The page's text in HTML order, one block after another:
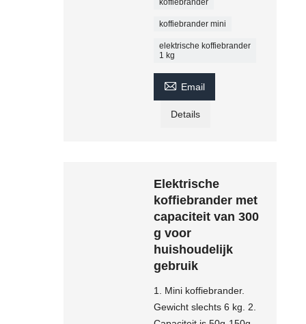
koffiebrander
koffiebrander mini
elektrische koffiebrander
1 kg
 Email
Details
Elektrische
koffiebrander met
capaciteit van 300
g voor
huishoudelijk
gebruik
1. Mini koffiebrander.
Gewicht slechts 6 kg. 2.